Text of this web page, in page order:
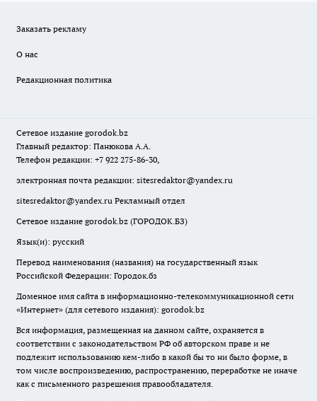
Заказать рекламу
О нас
Редакционная политика
Сетевое издание gorodok.bz
Главный редактор: Панюкова А.А.
Телефон редакции: +7 922 275-86-30,
электронная почта редакции: sitesredaktor@yandex.ru
sitesredaktor@yandex.ru Рекламный отдел
Сетевое издание gorodok.bz (ГОРОДОК.БЗ)
Язык(и): русский
Перевод наименования (названия) на государственный язык
Российской Федерации: Городок.бз
Доменное имя сайта в информационно-телекоммуникационной сети
«Интернет» (для сетевого издания): gorodok.bz
Вся информация, размещенная на данном сайте, охраняется в
соответствии с законодательством РФ об авторском праве и не
подлежит использованию кем-либо в какой бы то ни было форме, в
том числе воспроизведению, распространению, переработке не иначе
как с письменного разрешения правообладателя.